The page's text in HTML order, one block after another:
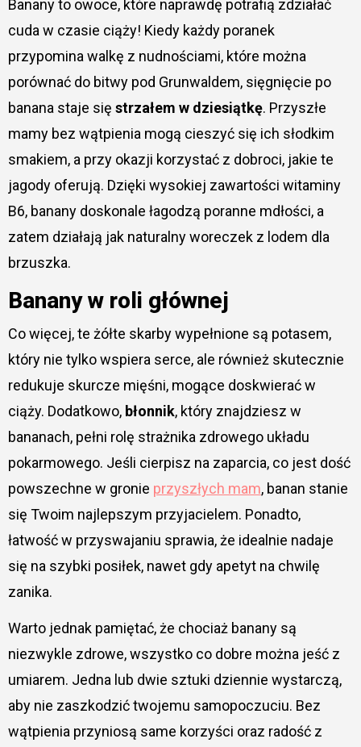
Banany to owoce, które naprawdę potrafią zdziałać
cuda w czasie ciąży! Kiedy każdy poranek
przypomina walkę z nudnościami, które można
porównać do bitwy pod Grunwaldem, sięgnięcie po
banana staje się strzałem w dziesiątkę. Przyszłe
mamy bez wątpienia mogą cieszyć się ich słodkim
smakiem, a przy okazji korzystać z dobroci, jakie te
jagody oferują. Dzięki wysokiej zawartości witaminy
B6, banany doskonale łagodzą poranne mdłości, a
zatem działają jak naturalny woreczek z lodem dla
brzuszka.
Banany w roli głównej
Co więcej, te żółte skarby wypełnione są potasem,
który nie tylko wspiera serce, ale również skutecznie
redukuje skurcze mięśni, mogące doskwierać w
ciąży. Dodatkowo, błonnik, który znajdziesz w
bananach, pełni rolę strażnika zdrowego układu
pokarmowego. Jeśli cierpisz na zaparcia, co jest dość
powszechne w gronie przyszłych mam, banan stanie
się Twoim najlepszym przyjacielem. Ponadto,
łatwość w przyswajaniu sprawia, że idealnie nadaje
się na szybki posiłek, nawet gdy apetyt na chwilę
zanika.
Warto jednak pamiętać, że chociaż banany są
niezwykle zdrowe, wszystko co dobre można jeść z
umiarem. Jedna lub dwie sztuki dziennie wystarczą,
aby nie zaszkodzić twojemu samopoczuciu. Bez
wątpienia przyniosą same korzyści oraz radość z